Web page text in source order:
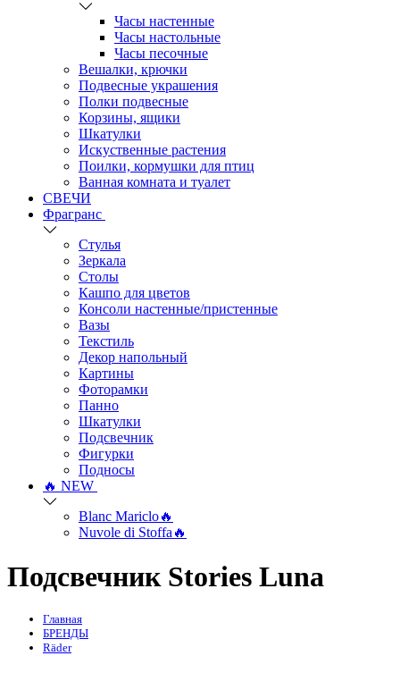
Часы настенные
Часы настольные
Часы песочные
Вешалки, крючки
Подвесные украшения
Полки подвесные
Корзины, ящики
Шкатулки
Искуственные растения
Поилки, кормушки для птиц
Ванная комната и туалет
СВЕЧИ
Фрагранс
Стулья
Зеркала
Столы
Кашпо для цветов
Консоли настенные/пристенные
Вазы
Текстиль
Декор напольный
Картины
Фоторамки
Панно
Шкатулки
Подсвечник
Фигурки
Подносы
🔥 NEW
Blanc Mariclo🔥
Nuvole di Stoffa🔥
Подсвечник Stories Luna
Главная
БРЕНДЫ
Räder